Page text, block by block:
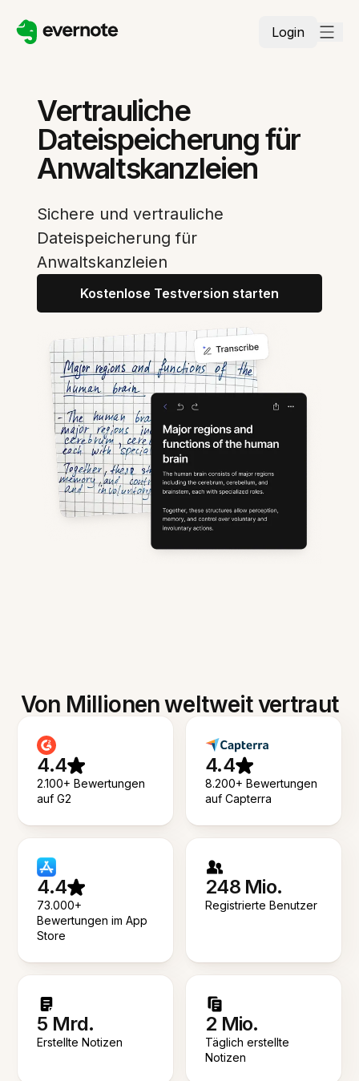
Login
Vertrauliche
Dateispeicherung für
Anwaltskanzleien
Sichere und vertrauliche
Dateispeicherung für
Anwaltskanzleien
Kostenlose Testversion starten
Von Millionen weltweit vertraut
4.4
2.100+ Bewertungen
auf G2
4.4
8.200+ Bewertungen
auf Capterra
4.4
73.000+
Bewertungen im App
Store
248 Mio.
Registrierte Benutzer
5 Mrd.
Erstellte Notizen
2 Mio.
Täglich erstellte
Notizen